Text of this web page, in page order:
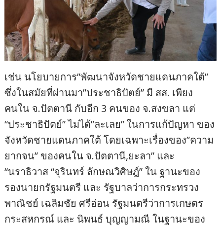
เช่น นโยบายการ”พัฒนาจังหวัดชายแดนภาคใต้”
ซึ่งในสมัยที่ผ่านมา”ประชาธิปัตย์” มี สส. เพียง
คนใน จ.ปัตตานี กับอีก 3 คนของ จ.สงขลา แต่
“ประชาธิปัตย์” ไม่ได้”ละเลย” ในการแก้ปัญหา ของ
จังหวัดชายแดนภาคใต้ โดยเฉพาะเรื่องของ”ความ
ยากจน” ของคนใน จ.ปัตตานี,ยะลา” และ
“นราธิวาส “จุรินทร์ ลักษณวิศิษฎ์” ใน ฐานะของ
รองนายกรัฐมนตรี และ รัฐบาลว่าการกระทรวง
พาณิชย์ เฉลิมชัย ศรีอ่อน รัฐมนตรีว่าการเกษตร
กระสหกรณ์ และ นิพนธ์ บุญญามณี ในฐานะของ